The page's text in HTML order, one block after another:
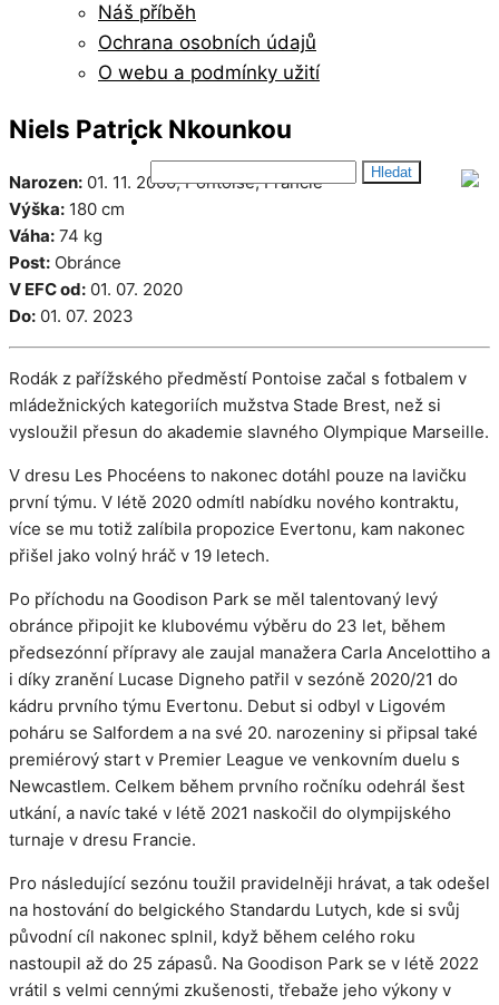
Náš příběh
Ochrana osobních údajů
O webu a podmínky užití
Niels Patrick Nkounkou
Narozen: 01. 11. 2000, Pontoise, Francie
Výška: 180 cm
Váha: 74 kg
Post: Obránce
V EFC od: 01. 07. 2020
Do: 01. 07. 2023
Rodák z pařížského předměstí Pontoise začal s fotbalem v
mládežnických kategoriích mužstva Stade Brest, než si
vysloužil přesun do akademie slavného Olympique Marseille.
V dresu Les Phocéens to nakonec dotáhl pouze na lavičku
první týmu. V létě 2020 odmítl nabídku nového kontraktu,
více se mu totiž zalíbila propozice Evertonu, kam nakonec
přišel jako volný hráč v 19 letech.
Po příchodu na Goodison Park se měl talentovaný levý
obránce připojit ke klubovému výběru do 23 let, během
předsezónní přípravy ale zaujal manažera Carla Ancelottiho a
i díky zranění Lucase Digneho patřil v sezóně 2020/21 do
kádru prvního týmu Evertonu. Debut si odbyl v Ligovém
poháru se Salfordem a na své 20. narozeniny si připsal také
premiérový start v Premier League ve venkovním duelu s
Newcastlem. Celkem během prvního ročníku odehrál šest
utkání, a navíc také v létě 2021 naskočil do olympijského
turnaje v dresu Francie.
Pro následující sezónu toužil pravidelněji hrávat, a tak odešel
na hostování do belgického Standardu Lutych, kde si svůj
původní cíl nakonec splnil, když během celého roku
nastoupil až do 25 zápasů. Na Goodison Park se v létě 2022
vrátil s velmi cennými zkušenosti, třebaže jeho výkony v